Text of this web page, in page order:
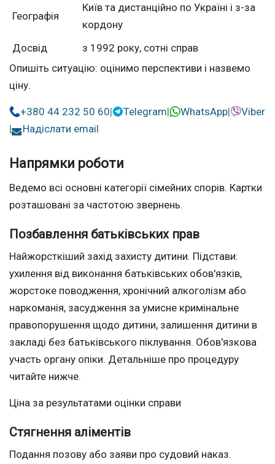
Географія
Київ та дистанційно по Україні і з-за
кордону
Досвід
з 1992 року, сотні справ
Опишіть ситуацію: оцінимо перспективи і назвемо
ціну.
+380 44 232 50 60| Telegram| WhatsApp|
Viber
|
Надіслати email
Напрямки роботи
Ведемо всі основні категорії сімейних спорів. Картки
розташовані за частотою звернень.
Позбавлення батьківських прав
Найжорсткіший захід захисту дитини. Підстави:
ухилення від виконання батьківських обов'язків,
жорстоке поводження, хронічний алкоголізм або
наркоманія, засудження за умисне кримінальне
правопорушення щодо дитини, залишення дитини в
закладі без батьківського піклування. Обов'язкова
участь органу опіки. Детальніше про процедуру
читайте нижче.
Ціна за результатами оцінки справи
Стягнення аліментів
Подання позову або заяви про судовий наказ.